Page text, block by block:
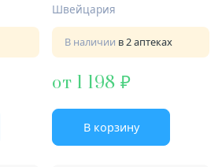
Швейцария
В наличии в 2 аптеках
от 1 198
В корзину